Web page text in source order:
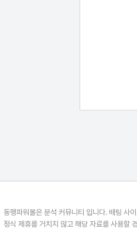
동행파워볼은 분석 커뮤니티 입니다. 배팅 사
정식 제휴를 거치지 않고 해당 자료를 사용할